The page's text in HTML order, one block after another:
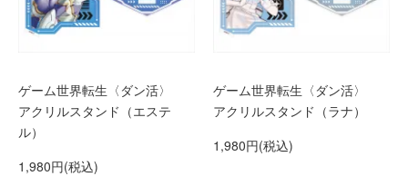
ゲーム世界転生〈ダン活〉
アクリルスタンド（エステ
ル）
1,980円(税込)
ゲーム世界転生〈ダン活〉
アクリルスタンド（ラナ）
1,980円(税込)